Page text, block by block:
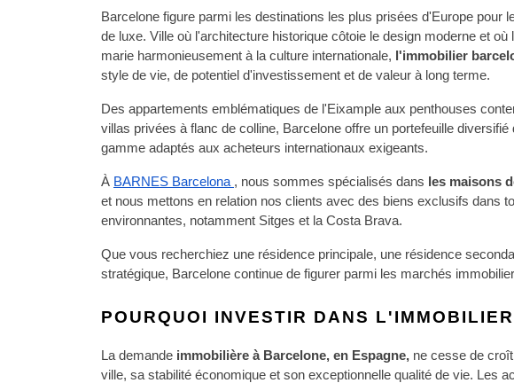
Barcelone figure parmi les destinations les plus prisées d'Europe pour
de luxe. Ville où l'architecture historique côtoie le design moderne et
marie harmonieusement à la culture internationale, l'immobilier
style de vie, de potentiel d'investissement et de valeur à long terme.
Des appartements emblématiques de l'Eixample aux penthouses
villas privées à flanc de colline, Barcelone offre un portefeuille
gamme adaptés aux acheteurs internationaux exigeants.
À BARNES Barcelona , nous sommes spécialisés dans les maisons
et nous mettons en relation nos clients avec des biens exclusifs dans
environnantes, notamment Sitges et la Costa Brava.
Que vous recherchiez une résidence principale, une résidence
stratégique, Barcelone continue de figurer parmi les marchés
POURQUOI INVESTIR DANS
La demande immobilière à Barcelone, en Espagne, ne cesse de
ville, sa stabilité économique et son exceptionnelle qualité de vie. Les